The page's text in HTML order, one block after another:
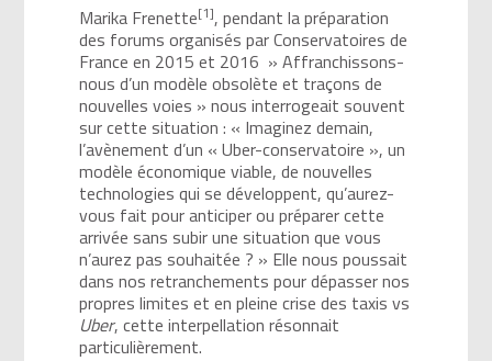
Marika Frenette[1], pendant la préparation
des forums organisés par Conservatoires de
France en 2015 et 2016 » Affranchissons-
nous d’un modèle obsolète et traçons de
nouvelles voies » nous interrogeait souvent
sur cette situation : « Imaginez demain,
l’avènement d’un « Uber-conservatoire », un
modèle économique viable, de nouvelles
technologies qui se développent, qu’aurez-
vous fait pour anticiper ou préparer cette
arrivée sans subir une situation que vous
n’aurez pas souhaitée ? » Elle nous poussait
dans nos retranchements pour dépasser nos
propres limites et en pleine crise des taxis vs
Uber, cette interpellation résonnait
particulièrement.